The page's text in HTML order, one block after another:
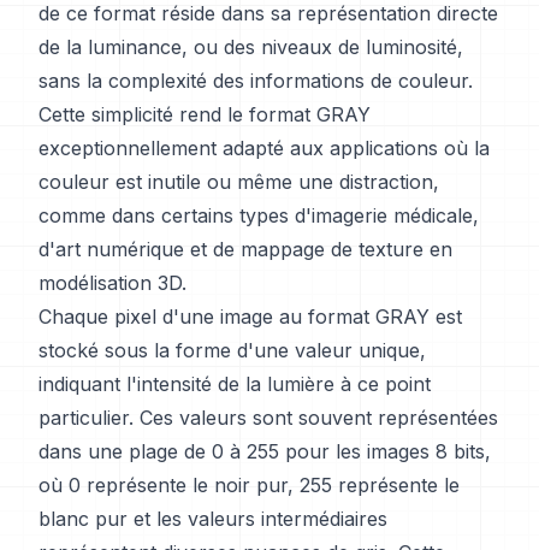
de ce format réside dans sa représentation directe
de la luminance, ou des niveaux de luminosité,
sans la complexité des informations de couleur.
Cette simplicité rend le format GRAY
exceptionnellement adapté aux applications où la
couleur est inutile ou même une distraction,
comme dans certains types d'imagerie médicale,
d'art numérique et de mappage de texture en
modélisation 3D.
Chaque pixel d'une image au format GRAY est
stocké sous la forme d'une valeur unique,
indiquant l'intensité de la lumière à ce point
particulier. Ces valeurs sont souvent représentées
dans une plage de 0 à 255 pour les images 8 bits,
où 0 représente le noir pur, 255 représente le
blanc pur et les valeurs intermédiaires